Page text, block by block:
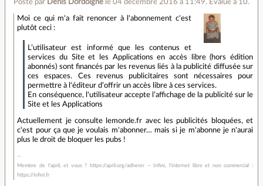
Posté par Denis Dordoigne le 04 décembre 2016 à 11:49. Évalué à 10.
Moi ce qui m'a fait renoncer à l'abonnement c'est
plutôt ceci :
L’utilisateur est informé que les contenus et
services du Site et les Applications en accès libre (hors édition
abonnés) sont financés par les revenus liés à la publicité diffusée sur
ces espaces. Ces revenus publicitaires sont nécessaires pour
permettre à l'éditeur d’offrir un accès libre à ces services.
En conséquence, l'utilisateur accepte l’affichage de la publicité sur le
Site et les Applications
Actuellement je consulte lemonde.fr avec les publicités bloquées, et
c'est pour ça que je voulais m'abonner… mais si je m'abonne je n'aurai
plus le droit de bloquer les pubs !
Membre de l'april, et vous ? https://april.org/adherer -- Infini, l'internet libre et non commercial :
https://infini.fr